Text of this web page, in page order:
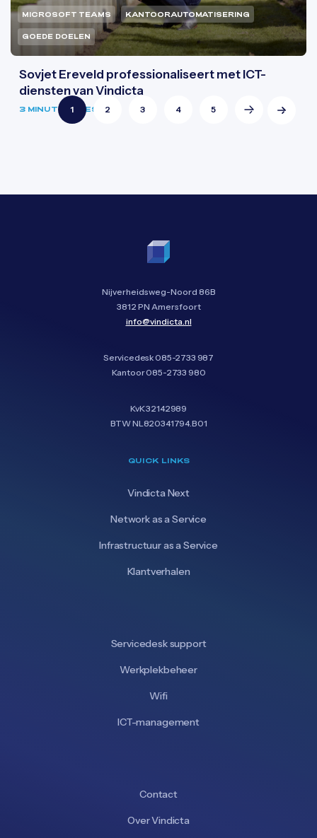
MICROSOFT TEAMS KANTOORAUTOMATISERING
GOEDE DOELEN
Sovjet Ereveld professionaliseert met ICT-
diensten van Vindicta
3 MINUTEN LEESTIJD
1 2 3 4 5
Nijverheidsweg-Noord 86B
3812 PN Amersfoort
info@vindicta.nl
Servicedesk085-2733 987
Kantoor085-2733 980
KvK 32142989
BTW NL820341794.B01
QUICK LINKS
Vindicta Next
Network as a Service
Infrastructuur as a Service
Klantverhalen
Servicedesk support
Werkplekbeheer
Wifi
ICT-management
Contact
Over Vindicta